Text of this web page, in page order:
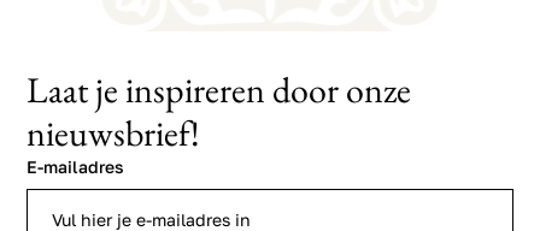
Laat je inspireren door onze
nieuwsbrief!
E-mailadres